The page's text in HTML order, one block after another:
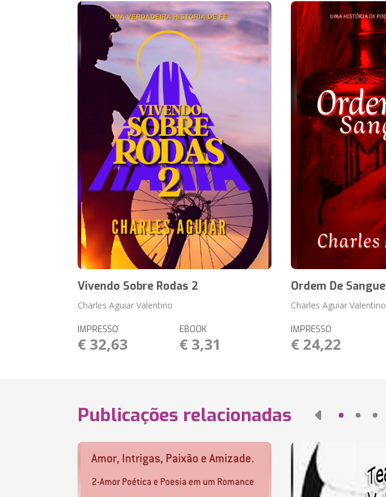
Vivendo Sobre Rodas 2
Charles Aguiar Valentino
IMPRESSO
€ 32,63
EBOOK
€ 3,31
Ordem De Sangue
Charles Aguiar Valentino
IMPRESSO
€ 24,22
Publicações relacionadas